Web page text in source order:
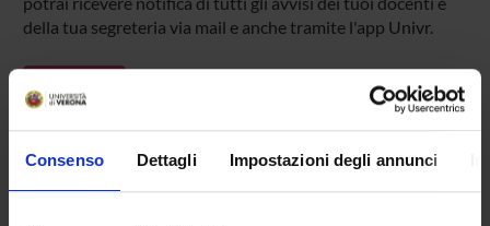
Consenso Dettagli Impostazioni degli annunci
della tua segreteria via mail e anche tramite l'app Univr.